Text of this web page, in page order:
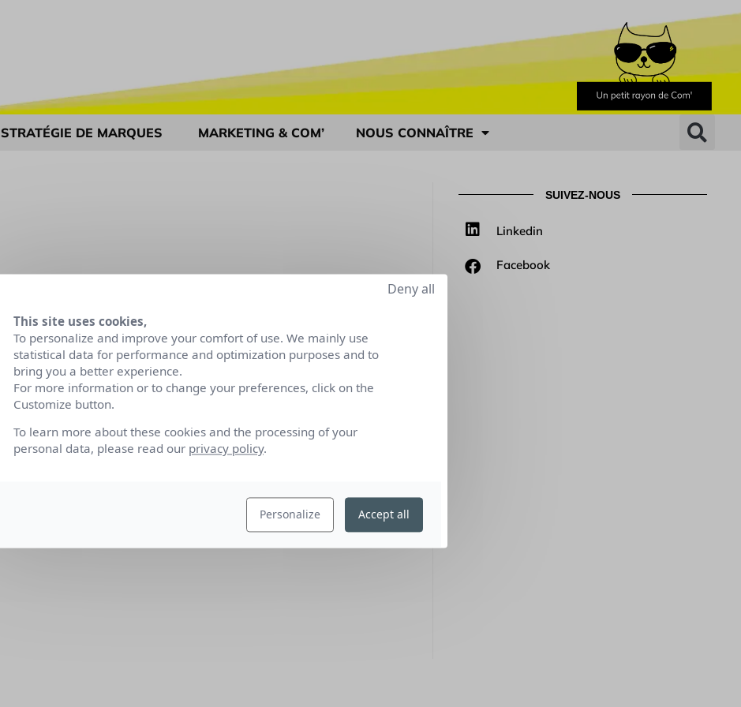
STRATÉGIE DE MARQUES MARKETING & COM’ NOUS CONNAÎTRE
SUIVEZ-NOUS
Linkedin
Facebook
This site uses cookies,
To personalize and improve your comfort of use. We mainly use
statistical data for performance and optimization purposes and to
bring you a better experience.
For more information or to change your preferences, click on the
Customize button.
To learn more about these cookies and the processing of your
personal data, please read our privacy policy.
Personalize
Deny all
Accept all